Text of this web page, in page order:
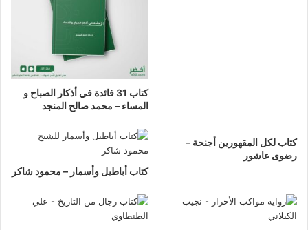
كتاب 31 فائدة في أذكار الصباح و
المساء – محمد صالح المنجد
كتاب لكل المقهورين أجنحة –
رضوى عاشور
كتاب أباطيل وأسمار – محمود شاكر